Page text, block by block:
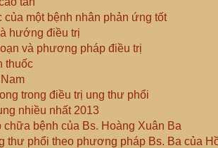
của một bệnh nhân phản ứng tốt
hướng điều trị
và phương pháp điều trị
thuốc
trong điều trị ung thư phổi
nhiều nhất 2013
bệnh của Bs. Hoàng Xuân Ba
thư phổi theo phương pháp Bs. Ba của